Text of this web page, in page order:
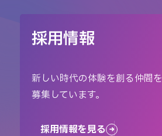
採用情報
新しい時代の体験を創る仲間を
募集しています。
採用情報を見る